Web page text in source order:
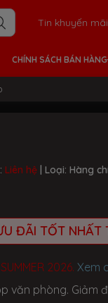
Tin khuyến mãi
CHÍNH SÁCH BÁN HÀNG
Liên hệ | Loại: Hàng
ĐÃI TỐT NHẤT
2026. Xem
-